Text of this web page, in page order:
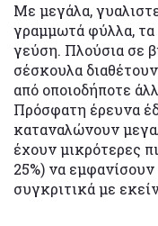
Με μεγάλα,
γραμμωτά φύλλα,
γεύση. Πλούσια σε
σέσκουλα
από οποιοδήποτε
Πρόσφατη έρευνα
καταναλώνουν
έχουν μικρότερες
25%) να
συγκριτικά με